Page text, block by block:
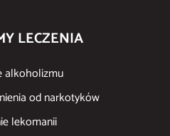
LECZENIA
alkoholizmu
od narkotyków
lekomanii